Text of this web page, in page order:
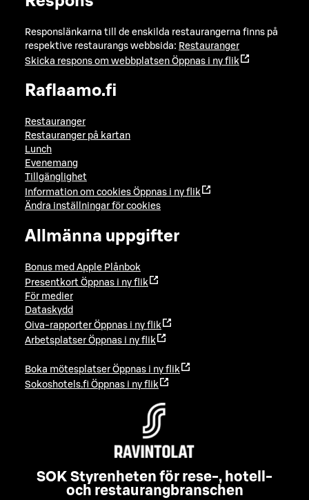
Responslänkarna till de enskilda restaurangerna finns på
respektive restaurangs webbsida: Restauranger
Skicka respons om webbplatsen Öppnas i ny flik
Raflaamo.fi
Restauranger
Restauranger på kartan
Lunch
Evenemang
Tillgänglighet
Information om cookies Öppnas i ny flik
Ändra inställningar för cookies
Allmänna uppgifter
Bonus med Apple Plånbok
Presentkort Öppnas i ny flik
För medier
Dataskydd
Oiva-rapporter Öppnas i ny flik
Arbetsplatser Öppnas i ny flik
Boka mötesplatser Öppnas i ny flik
Sokoshotels.fi Öppnas i ny flik
SOK Styrenheten för rese-, hotell-
och restaurangbranschen